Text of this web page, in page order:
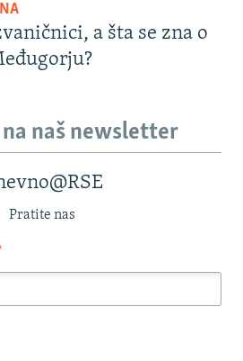
a šta se zna o
naš newsletter
Pratite nas